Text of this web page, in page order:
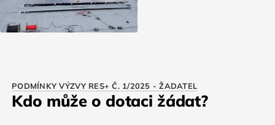
PODMÍNKY VÝZVY RES+ Č. 1/2025 - ŽADATEL
Kdo může o dotaci žádat?